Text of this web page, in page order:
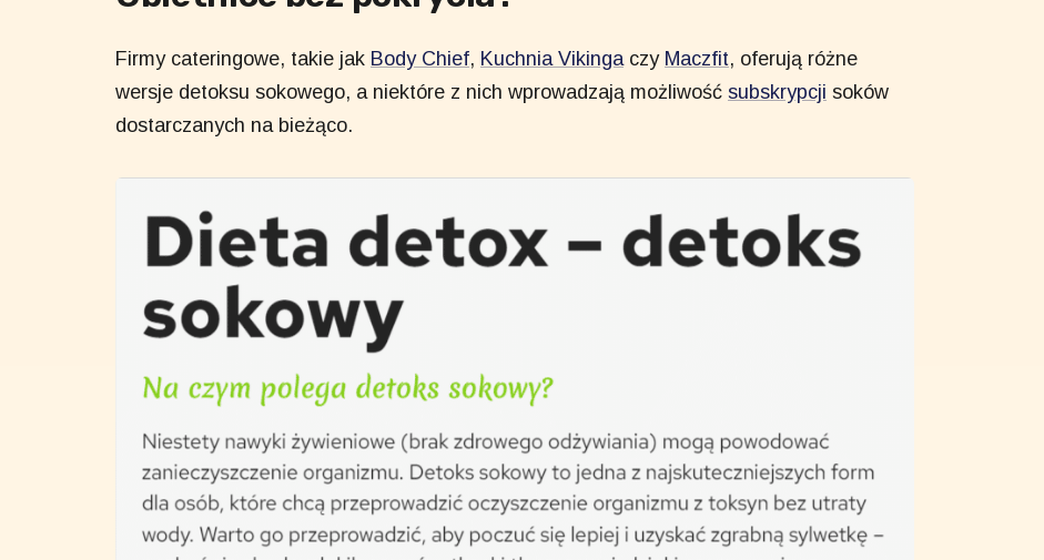
Firmy cateringowe, takie jak Body Chief, Kuchnia Vikingaczy Maczfit, oferują różne
wersje detoksu sokowego, a niektóre z nich wprowadzają możliwość subskrypcji soków
dostarczanych na bieżąco.